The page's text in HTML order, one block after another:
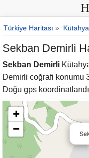
Türkiye Haritası » Kütahya
Sekban Demirli
Sekban Demirli
Demirli coğrafi konumu
Doğu gps
+
−